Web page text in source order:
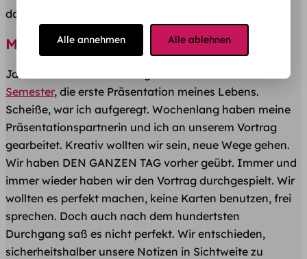
danken 😉
​Meine erste Präsi
Ja ich erinnere mich noch gut. Das erste Bachelor-
Semester, die erste Präsentation meines Lebens.
Scheiße, war ich aufgeregt. Wochenlang haben meine
Präsentationspartnerin und ich an unserem Vortrag
gearbeitet. Kreativ wollten wir sein, neue Wege gehen.
Wir haben DEN GANZEN TAG vorher geübt. Immer und
immer wieder haben wir den Vortrag durchgespielt. Wir
wollten es perfekt machen, keine Karten benutzen, frei
sprechen. Doch auch nach dem hundertsten
Durchgang saß es nicht perfekt. Wir entschieden,
sicherheitshalber unsere Notizen in Sichtweite zu
Alle annehmen Alle ablehnen